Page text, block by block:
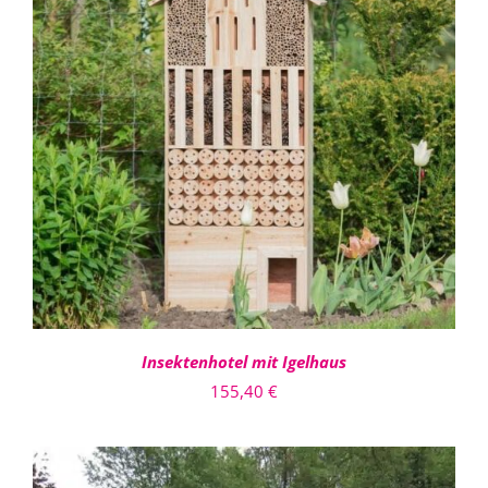
IN DEN WARENKORB
/
DETAILS
Insektenhotel mit Igelhaus
155,40 €